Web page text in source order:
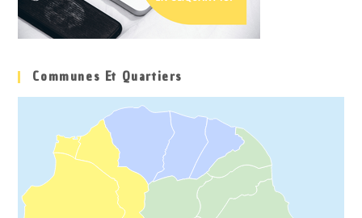
Communes Et Quartiers